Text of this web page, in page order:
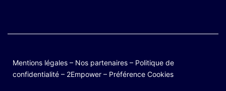
Mentions légales – Nos partenaires – Politique de
confidentialité – 2Empower – Préférence Cookies